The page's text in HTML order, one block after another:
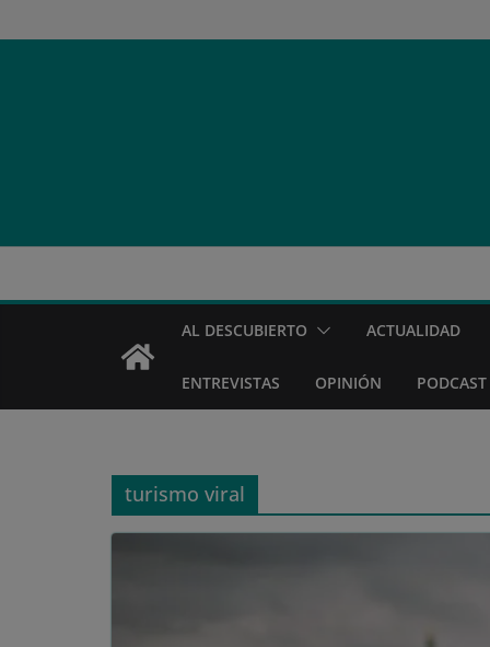
al
AL DESCUBIERTO ACTUALIDAD
ENTREVISTAS OPINIÓN PODCAST
turismo viral